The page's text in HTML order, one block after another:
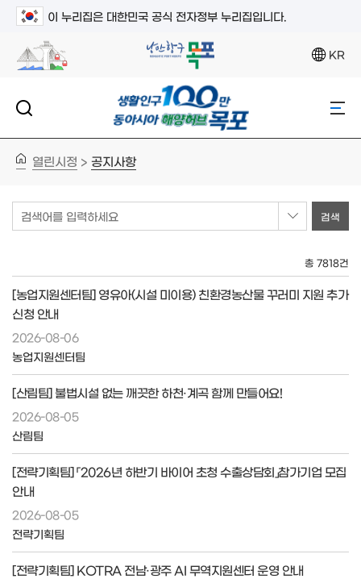
이 누리집은 대한민국 공식 전자정부 누리집입니다.
KR
열린시정 > 공지사항
검색어를 입력하세요
총 7818건
[농업지원센터팀] 영유아(시설 미이용) 친환경농산물 꾸러미 지원 추가
신청 안내
2026-08-06
농업지원센터팀
[산림팀] 불법시설 없는 깨끗한 하천·계곡 함께 만들어요!
2026-08-05
산림팀
[전략기획팀] 「2026년 하반기 바이어 초청 수출상담회」참가기업 모집
안내
2026-08-05
전략기획팀
[전략기획팀] KOTRA 전남·광주 AI 무역지원센터 운영 안내